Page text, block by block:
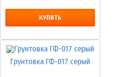
КУПИТЬ
Грунтовка ГФ-017 серый